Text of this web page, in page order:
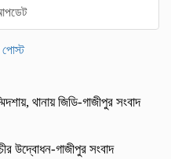
থানায় জিডি-গাজীপুর সংবাদ
উদ্বোধন-গাজীপুর সংবাদ